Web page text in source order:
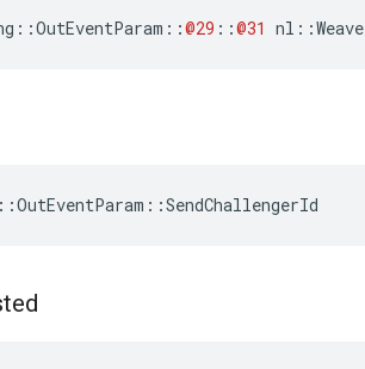
::OutEventParam ::@29 ::@31 nl ::Weave